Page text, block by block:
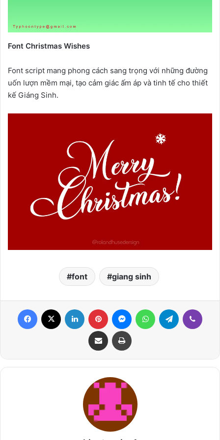
Font Christmas Wishes
Font script mang phong cách sang trọng với những đường
uốn lượn mềm mại, tạo cảm giác ấm áp và tinh tế cho thiết
kế Giáng Sinh.
font giang sinh
Facebook LinkedIn Pinterest MessengerWhatsAppTelegram
Share via Email Print